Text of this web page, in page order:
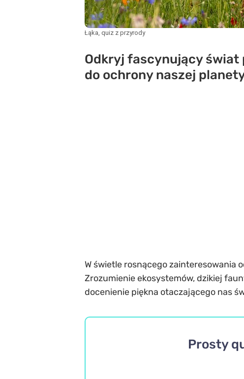
Łąka, quiz z przyrody
Odkryj fascynujący świat
do ochrony naszej
W świetle rosnącego zainteresowania
Zrozumienie ekosystemów, dzikiej
docenienie piękna otaczającego nas
Prosty